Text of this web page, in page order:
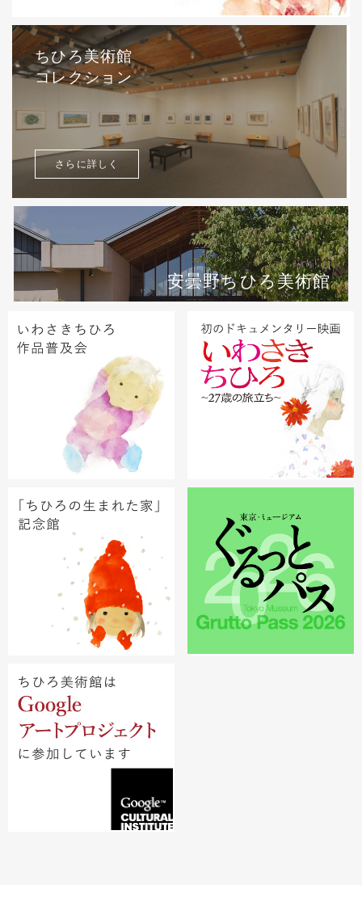
ちひろ美術館
コレクション
さらに詳しく
安曇野ちひろ美術館